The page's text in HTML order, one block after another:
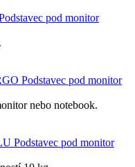
pod monitor
Podstavec pod monitor
nebo notebook.
Podstavec pod monitor